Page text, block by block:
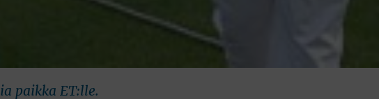
paikka ET:lle.